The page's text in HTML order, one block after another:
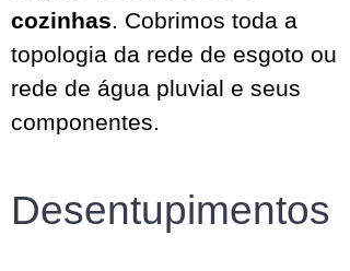
cozinhas. Cobrimos toda a
topologia da rede de esgoto ou
rede de água pluvial e seus
componentes.
Desentupimentos